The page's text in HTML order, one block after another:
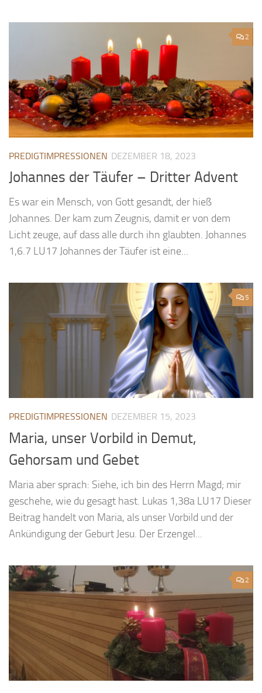
2
PREDIGTIMPRESSIONEN DEZEMBER 18, 2023
Johannes der Täufer – Dritter Advent
Es war ein Mensch, von Gott gesandt, der hieß
Johannes. Der kam zum Zeugnis, damit er von dem
Licht zeuge, auf dass alle durch ihn glaubten. Johannes
1,6.7 LU17 Johannes der Täufer ist eine...
5
PREDIGTIMPRESSIONEN DEZEMBER 15, 2023
Maria, unser Vorbild in Demut,
Gehorsam und Gebet
Maria aber sprach: Siehe, ich bin des Herrn Magd; mir
geschehe, wie du gesagt hast. Lukas 1,38a LU17 Dieser
Beitrag handelt von Maria, als unser Vorbild und der
Ankündigung der Geburt Jesu. Der Erzengel...
2